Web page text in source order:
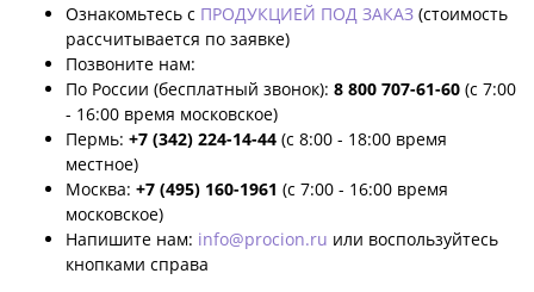
Ознакомьтесь с ПРОДУКЦИЕЙ ПОД ЗАКАЗ (стоимость
рассчитывается по заявке)
Позвоните нам:
По России (бесплатный звонок): 8 800 707-61-60 (с 7:00
- 16:00 время московское)
Пермь: +7 (342) 224-14-44 (с 8:00 - 18:00 время
местное)
Москва: +7 (495) 160-1961 (с 7:00 - 16:00 время
московское)
Напишите нам: info@procion.ru или воспользуйтесь
кнопками справа